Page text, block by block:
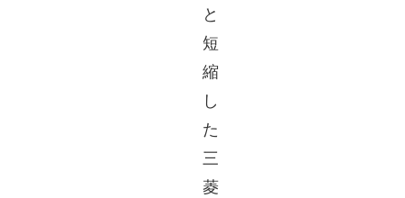
と
短
縮
し
た
三
菱